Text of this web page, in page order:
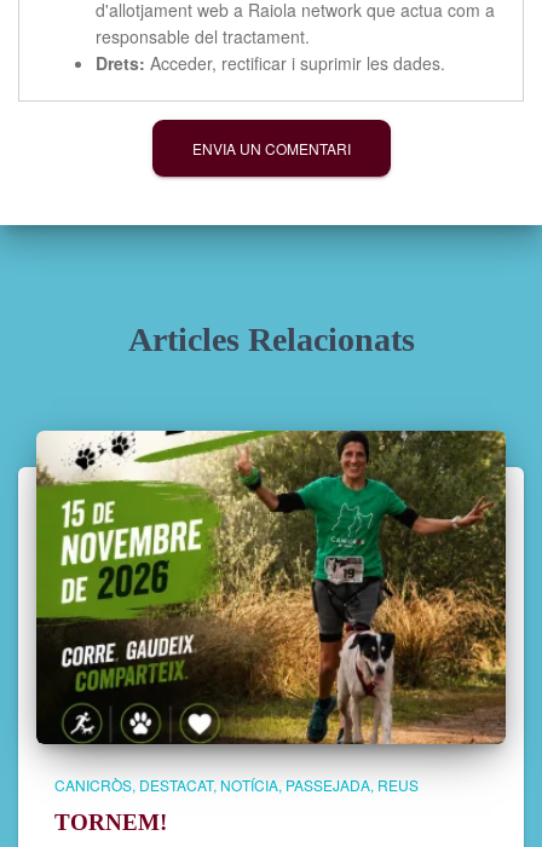
d'allotjament web a Raiola network que actua com a
responsable del tractament.
Drets: Acceder, rectificar i suprimir les dades.
Articles Relacionats
CANICRÒS DESTACAT NOTÍCIA PASSEJADA REUS
TORNEM!